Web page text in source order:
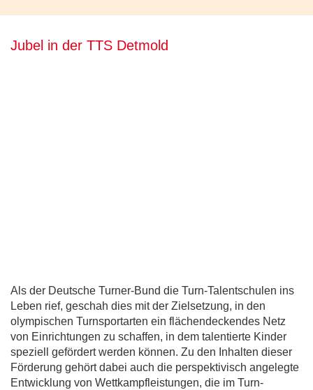
Jubel in der TTS Detmold
Als der Deutsche Turner-Bund die Turn-Talentschulen ins
Leben rief, geschah dies mit der Zielsetzung, in den
olympischen Turnsportarten ein flächendeckendes Netz
von Einrichtungen zu schaffen, in dem talentierte Kinder
speziell gefördert werden können. Zu den Inhalten dieser
Förderung gehört dabei auch die perspektivisch angelegte
Entwicklung von Wettkampfleistungen, die im Turn-